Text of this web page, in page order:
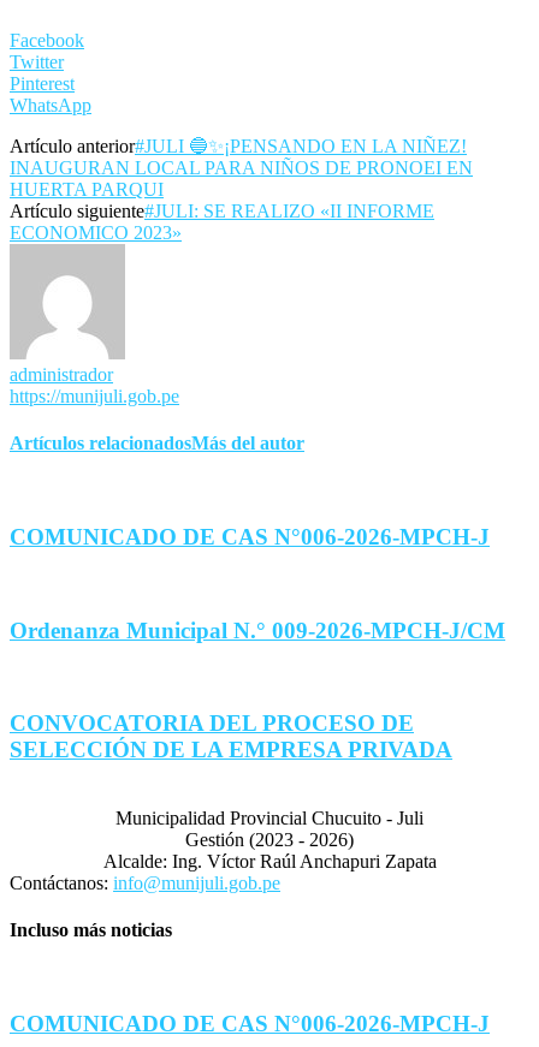
Facebook
Twitter
Pinterest
WhatsApp
Artículo anterior#JULI 🔵✨¡PENSANDO EN LA NIÑEZ!
INAUGURAN LOCAL PARA NIÑOS DE PRONOEI EN
HUERTA PARQUI
Artículo siguiente#JULI: SE REALIZO «II INFORME
ECONOMICO 2023»
administrador
https://munijuli.gob.pe
Artículos relacionadosMás del autor
COMUNICADO DE CAS N°006-2026-MPCH-J
Ordenanza Municipal N.° 009-2026-MPCH-J/CM
CONVOCATORIA DEL PROCESO DE
SELECCIÓN DE LA EMPRESA PRIVADA
Municipalidad Provincial Chucuito - Juli
Gestión (2023 - 2026)
Alcalde: Ing. Víctor Raúl Anchapuri Zapata
Contáctanos: info@munijuli.gob.pe
Incluso más noticias
COMUNICADO DE CAS N°006-2026-MPCH-J